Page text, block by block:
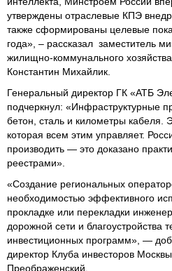
утверждены отраслевые КПЭ
также сформированы целевые
года», – рассказал заместитель
жилищно-коммунального
Константин Михайлик.
Генеральный директор ГК «АТБ
подчеркнул: «Инфраструктурные
бетон, сталь и километры кабеля.
которая всем этим управляет.
производить — это доказано
реестрами».
«Создание региональных
необходимостью эффективного
прокладке или перекладки
дорожной сети и благоустройства
инвестиционных программ», —
директор Клуба инвесторов
Преображенский.